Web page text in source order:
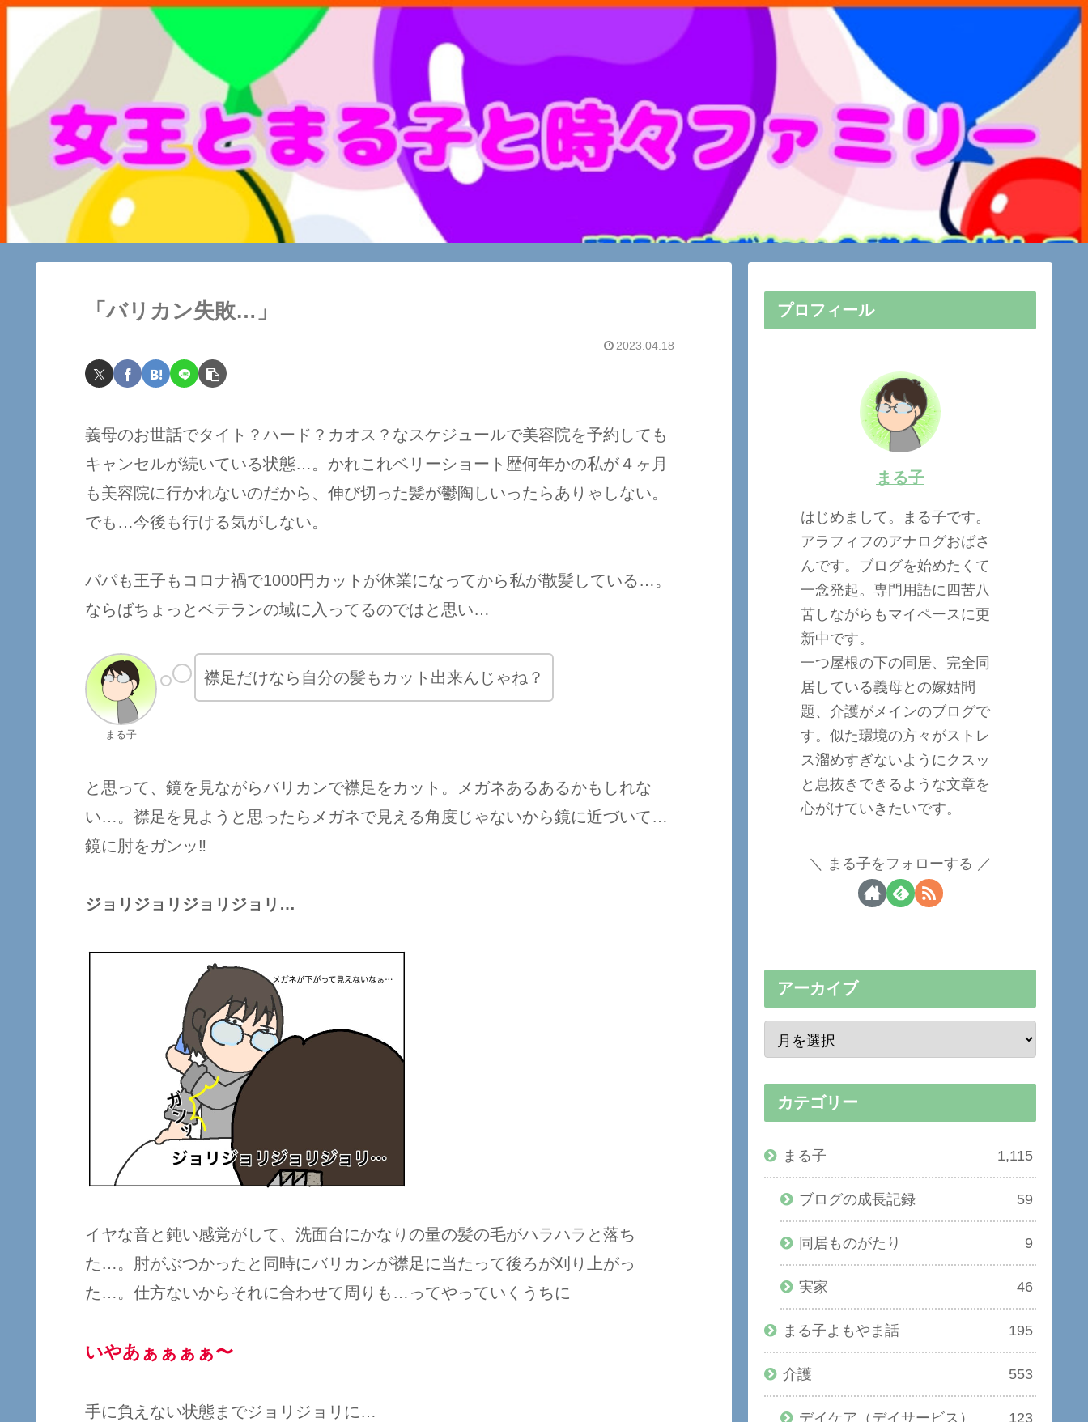
「バリカン失敗…」
2023.04.18
義母のお世話でタイト？ハード？カオス？なスケジュールで美容院を予約しても
キャンセルが続いている状態…。かれこれベリーショート歴何年かの私が４ヶ月
も美容院に行かれないのだから、伸び切った髪が鬱陶しいったらありゃしない。
でも…今後も行ける気がしない。
パパも王子もコロナ禍で1000円カットが休業になってから私が散髪している…。
ならばちょっとベテランの域に入ってるのではと思い…
まる子
襟足だけなら自分の髪もカット出来んじゃね？
と思って、鏡を見ながらバリカンで襟足をカット。メガネあるあるかもしれな
い…。襟足を見ようと思ったらメガネで見える角度じゃないから鏡に近づいて…
鏡に肘をガンッ‼︎
ジョリジョリジョリジョリ…
イヤな音と鈍い感覚がして、洗面台にかなりの量の髪の毛がハラハラと落ち
た…。肘がぶつかったと同時にバリカンが襟足に当たって後ろが刈り上がっ
た…。仕方ないからそれに合わせて周りも…ってやっていくうちに
いやあぁぁぁぁ〜
手に負えない状態までジョリジョリに…
プロフィール
まる子
はじめまして。まる子です。
アラフィフのアナログおばさ
んです。ブログを始めたくて
一念発起。専門用語に四苦八
苦しながらもマイペースに更
新中です。
一つ屋根の下の同居、完全同
居している義母との嫁姑問
題、介護がメインのブログで
す。似た環境の方々がストレ
ス溜めすぎないようにクスッ
と息抜きできるような文章を
心がけていきたいです。
まる子をフォローする
アーカイブ
カテゴリー
まる子 1,115
ブログの成長記録 59
同居ものがたり 9
実家 46
まる子よもやま話 195
介護 553
デイケア（デイサービス） 123